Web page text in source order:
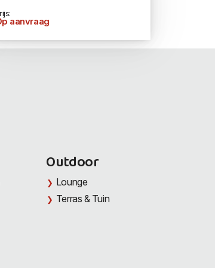
aanvraag
Outdoor
Lounge
Terras & Tuin